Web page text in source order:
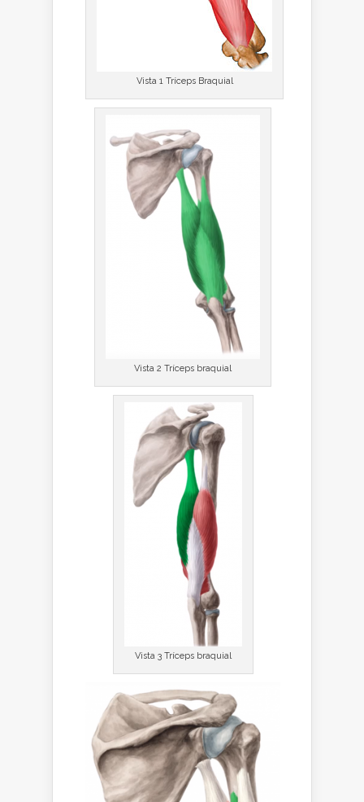
Vista 1 Tríceps Braquial
Vista 2 Tríceps braquial
Vista 3 Tríceps braquial